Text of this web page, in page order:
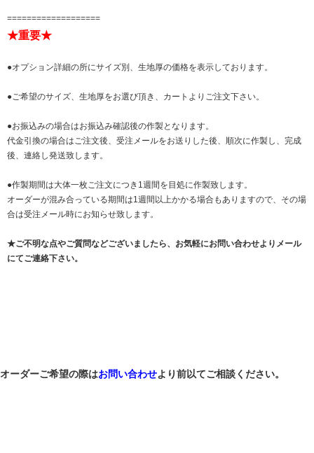
===================
★重要★
●オプション詳細の所にサイズ別、生地厚の価格を表示しております。
●ご希望のサイズ、生地厚をお選び頂き、カートよりご注文下さい。
●お振込みの場合はお振込み確認後の作製となります。
代金引換の場合はご注文後、受注メールをお送りした後、順次に作製し、完成
後、連絡し発送致します。
●作製期間は大体一枚ご注文につき1週間を目処に作製致します。
オーダーが混み合っている期間は1週間以上かかる場合もありますので、その場
合は受注メール時にお知らせ致します。
★ご不明な点やご質問などございましたら、お気軽にお問い合わせよりメール
にてご連絡下さい。
オーダーご希望の際はお問い合わせより前以てご相談ください。